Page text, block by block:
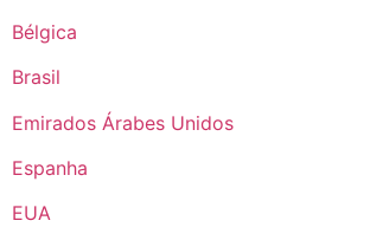
Bélgica
Brasil
Emirados Árabes Unidos
Espanha
EUA